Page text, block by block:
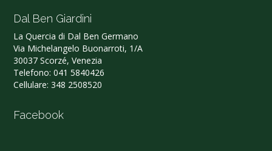
Dal Ben Giardini
La Quercia di Dal Ben Germano‎
Via Michelangelo Buonarroti, 1/A
30037 Scorzé, Venezia
Telefono:041 5840426
Cellulare:348 2508520
Facebook